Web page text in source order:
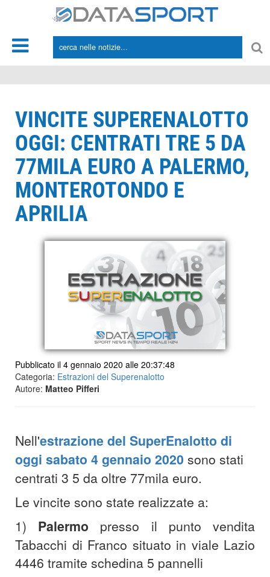
VINCITE SUPERENALOTTO
OGGI: CENTRATI TRE 5 DA
77MILA EURO A PALERMO,
MONTEROTONDO E
APRILIA
Pubblicato il 4 gennaio 2020 alle 20:37:48
Categoria: Estrazioni del Superenalotto
Autore: Matteo Pifferi
Nell'estrazione del SuperEnalotto di
oggi sabato 4 gennaio 2020 sono stati
centrati 3 5 da oltre 77mila euro.
Le vincite sono state realizzate a:
1) Palermo presso il punto vendita
Tabacchi di Franco situato in viale Lazio
4446 tramite schedina 5 pannelli